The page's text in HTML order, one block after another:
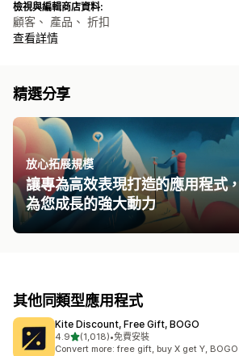
檢視與編輯商店資料:
顧客、 產品、 折扣
查看詳情
精選分享
放心拓展規模
讓專為高效表現打造的應用程式
為您成長的強大動力
其他同類型應用程式
Kite Discount, Free Gift, BOGO
4.9滿分 5 顆星
(1,018)
共有 1018 則評價
•免費安裝
Convert more: free gift, buy X get Y,